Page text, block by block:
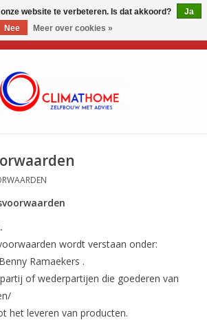
wordt verstaan onder:
Ramaekers .
of wederpartijen die goederen van
het leveren van producten.
website te verbeteren. Is dat akkoord?
Ja
Nee
Meer over cookies »